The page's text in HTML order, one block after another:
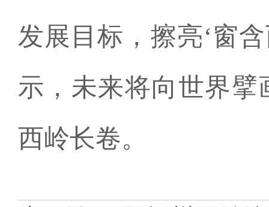
发展目标，擦亮‘窗
示，未来将向世界擘
西岭长卷。